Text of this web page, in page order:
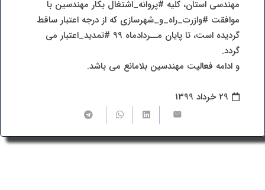
مهندسی استان، کلیه #پروانه_اشتغال بکار مهندسین با
موافقت #وازرت_راه_و_شهرسازی که از درجه اعتبار ساقط
گردیده است، تا پایان مــردادماه 99 #تمدید_اعتبار می
گردد.
و ادامه فعالیت مهندسین بلامانع می باشد.
29 خرداد 1399